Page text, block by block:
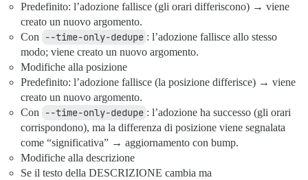
Predefinito: l’adozione fallisce (gli orari differiscono) → viene
creato un nuovo argomento.
Con
--time-only-dedupe : l’adozione fallisce allo stesso
modo; viene creato un nuovo argomento.
Modifiche alla posizione
Predefinito: l’adozione fallisce (la posizione differisce) → viene
creato un nuovo argomento.
Con
--time-only-dedupe : l’adozione ha successo (gli orari
corrispondono), ma la differenza di posizione viene segnalata
come “significativa” → aggiornamento con bump.
Modifiche alla descrizione
Se il testo della DESCRIZIONE cambia ma